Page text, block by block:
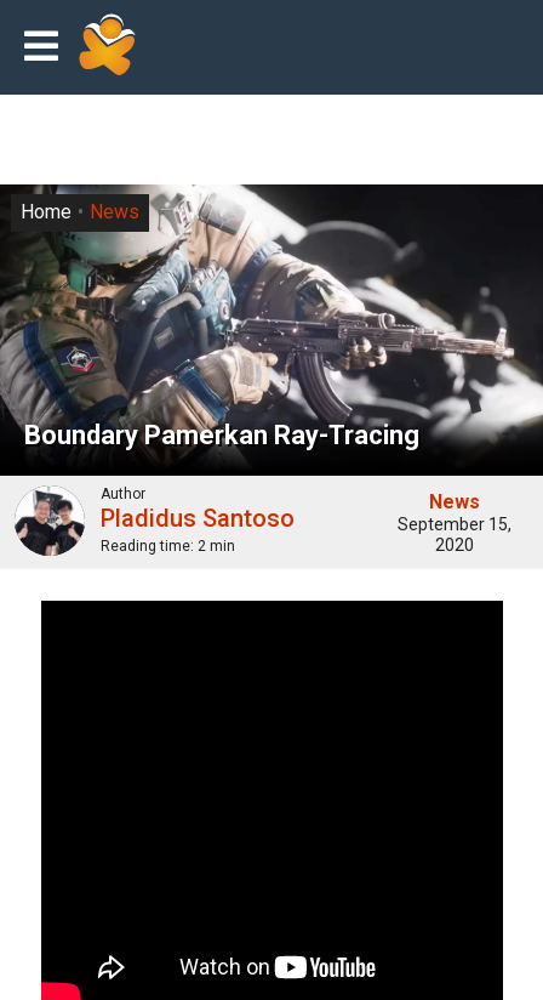
Boundary Pamerkan Ray-Tracing
Home News
Author
Pladidus Santoso
Reading time: 2 min
News
September 15,
2020